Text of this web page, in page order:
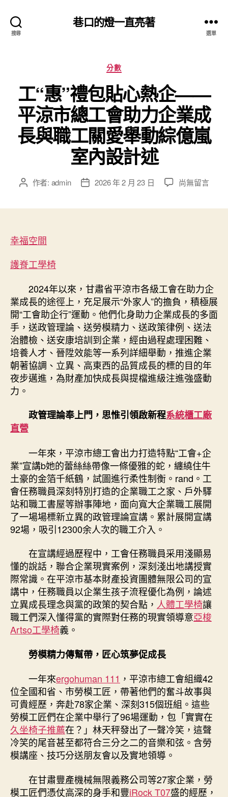
搜尋
巷口的燈一直亮著
選單
分
類
分數
工“惠”禮包貼心熱企——
平涼市總工會助力企業成
長與職工關愛舉動綜億嵐
室內設計述
文 作者: admin
文 2026 年 2 月 23 日
在
——
平
涼
市
總
工
會
助
力
企
長
工
關
愛
舉
動
綜
億
內
設
計
述〉
中
尚無留言
幸福空間
護脊工學椅
2024年以來，甘肅省平涼市各級工會在助力企
業成長的途徑上，充足展示“外家人”的擔負，積極展
開“工會助企行”運動。他們化身助力企業成長的多面
手，送政管理論、送勞模精力、送政策律例、送法
治體檢、送安康培訓到企業，經由過程處理困難、
培養人才、晉陞效能等一系列詳細舉動，推進企業
朝著協調、立異、高東西的品質成長的標的目的年
夜步邁進，為財產加快成長與提檔進級注進強盛動
力。
政管理論奉上門，思惟引領啟新程系統櫃工廠
直營
一年來，平涼市總工會出力打造特點“工會+企
業”宣講b她的蕾絲絲帶像一條優雅的蛇，纏繞住牛
土豪的金箔千紙鶴，試圖進行柔性制衡。rand。工
會任務職員深刻特別打造的企業職工之家、戶外驛
站和職工書屋等辦事陣地，面向寬大企業職工展開
了一場場標新立異的政管理論宣講。累計展開宣講
92場，吸引12300余人次的職工介入。
在宣講經過歷程中，工會任務職員采用淺顯易
懂的說話，聯合企業現實案例，深刻淺出地講授實
際常識。在平涼市基本財產投資團體無限公司的宣
講中，任務職員以企業生孩子流程優化為例，論述
立異成長理念與黨的政策的契合點， 人體工學椅讓
職工們深入懂得黨的實際對任務的現實領導意亞梭
Artso工學椅義。
勞模精力傳幫帶，匠心筑夢促成長
一年來ergohuman 111 ，平涼市總工會組織42
位全國和省、市勞模工匠，帶著他們的奮斗故事與
可貴經歷，奔赴78家企業、深刻315個班組。這些
勞模工匠們在企業中舉行了96場運動，包「實實在
久坐椅子推薦在？」林天秤發出了一聲冷笑，這聲
冷笑的尾音甚至都符合三分之二的音樂和弦。含勞
模講座、技巧分送朋友會以及實地領導。
在甘肅豐產機械無限義務公司等27家企業，勞
模工匠們憑仗高深的身手和豐iRock T07盛的經歷，